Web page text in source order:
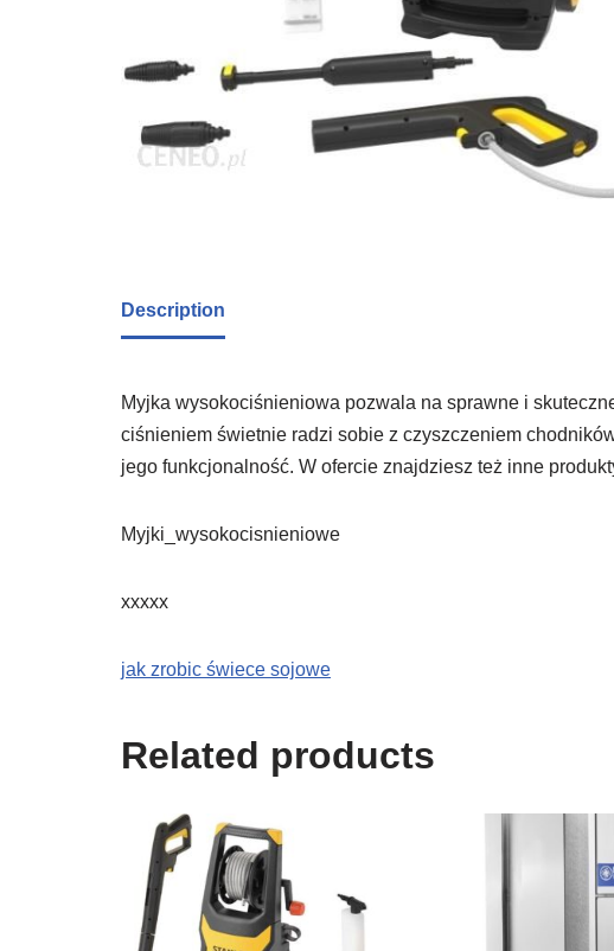
Description
Myjka wysokociśnieniowa pozwala na sprawne i
ciśnieniem świetnie radzi sobie z czyszczeniem
jego funkcjonalność. W ofercie znajdziesz też inne
Myjki_wysokocisnieniowe
xxxxx
jak zrobic świece sojowe
Related products